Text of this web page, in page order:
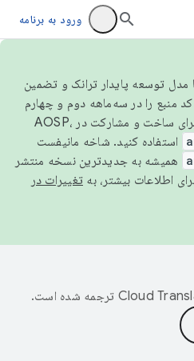
ورود به برنامه
شدن با مدل توسعه پایدار ترانک و تضمین
کد منبع را در سه‌ماهه دوم و چهارم
استفاده کنید. شاخه مانیفست
همیشه به جدیدترین نسخه منتشر
تغییرات در
ترجمه شده است.